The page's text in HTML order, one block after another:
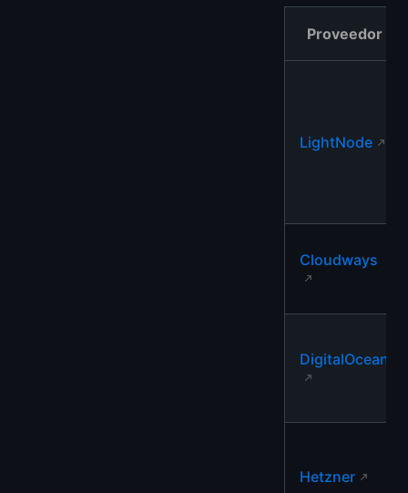
Proveedor
LightNode
Cloudways
DigitalOcean
Hetzner